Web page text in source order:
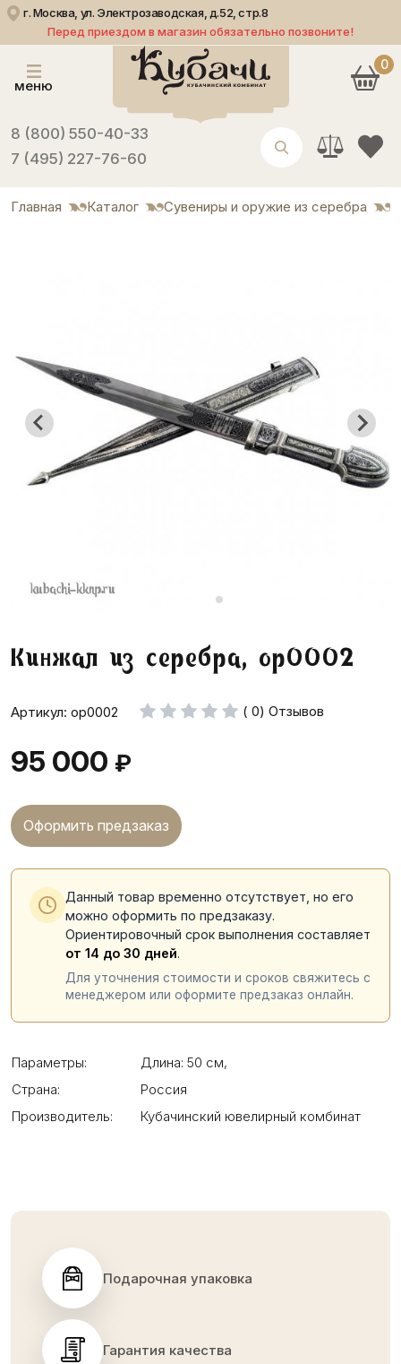
г. Москва, ул. Электрозаводская, д.52, стр.8
Перед приездом в магазин обязательно позвоните!
меню
8 (800) 550-40-33
7 (495) 227-76-60
0
Главная Каталог Сувениры и оружие из серебра
Кинжал из серебра, ор0002
Артикул: ор0002 ( 0) Отзывов
95 000 ₽
Оформить предзаказ
Данный товар временно отсутствует, но его
можно оформить по предзаказу.
Ориентировочный срок выполнения составляет
от 14 до 30 дней.
Для уточнения стоимости и сроков свяжитесь с
менеджером или оформите предзаказ онлайн.
Параметры: Длина: 50 см,
Страна:
Россия
Производитель:
Кубачинский ювелирный комбинат
Подарочная упаковка
Гарантия качества